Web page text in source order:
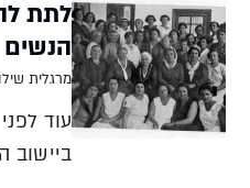
מסע אבל של
לירושלים
זה, ושזר את
בתולדותיו
לתת
הנשים
מרגלית
עוד
ביישוב